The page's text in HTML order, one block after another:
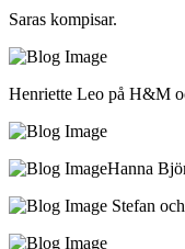
Saras kompisar.
Henriette Leo på H&M
Hanna
Stefan